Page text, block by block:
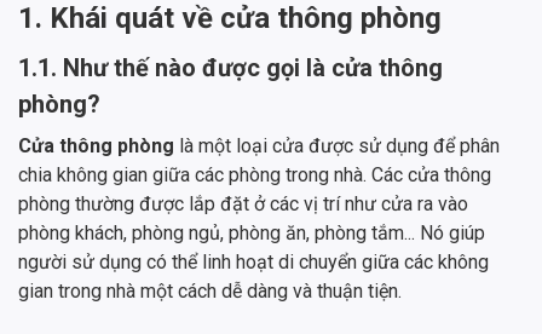
1. Khái quát về cửa thông phòng
1.1. Như thế nào được gọi là cửa thông
phòng?
Cửa thông phòng là một loại cửa được sử dụng để phân
chia không gian giữa các phòng trong nhà. Các cửa thông
phòng thường được lắp đặt ở các vị trí như cửa ra vào
phòng khách, phòng ngủ, phòng ăn, phòng tắm... Nó giúp
người sử dụng có thể linh hoạt di chuyển giữa các không
gian trong nhà một cách dễ dàng và thuận tiện.